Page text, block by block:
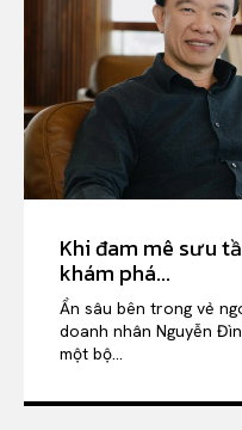
Khi đam mê sưu
khám phá...
Ẩn sâu bên trong vẻ
doanh nhân Nguyễn
một bộ...